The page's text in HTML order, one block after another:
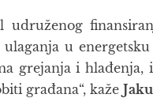
udruženog
u
grejanja i
građana“, kaže